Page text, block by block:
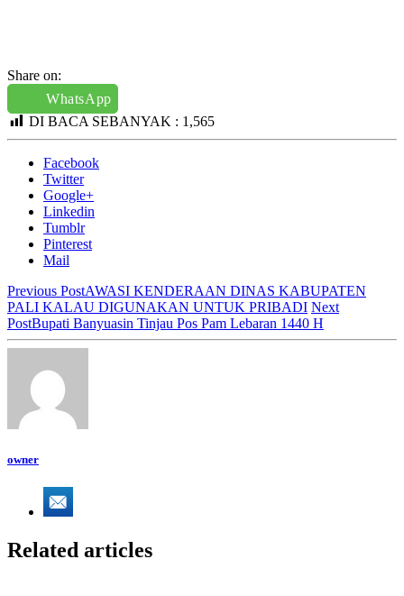
Share on:
WhatsApp
DI BACA SEBANYAK : 1,565
Facebook
Twitter
Google+
Linkedin
Tumblr
Pinterest
Mail
Previous PostAWASI KENDERAAN DINAS KABUPATEN
PALI KALAU DIGUNAKAN UNTUK PRIBADI Next
PostBupati Banyuasin Tinjau Pos Pam Lebaran 1440 H
owner
Related articles